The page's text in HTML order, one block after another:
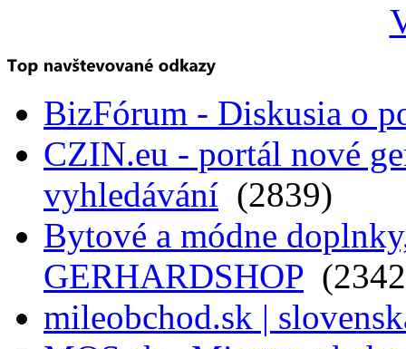
BizFórum - Diskusia o
CZIN.eu - portál nové
vyhledávání (2839)
Bytové a módne
GERHARDSHOP
mileobchod.sk |